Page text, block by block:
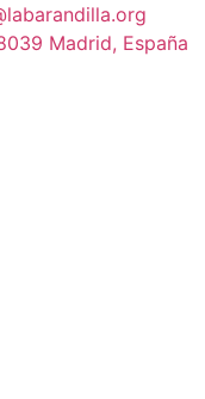
Madrid, España